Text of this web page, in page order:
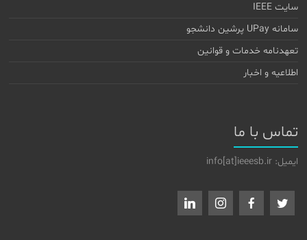
سایت IEEE
سامانه UPay پرشین دانشجو
تعهدنامه خدمات و قوانین
اطلاعیه و اخبار
تماس با ما
ایمیل: info[at]ieeesb.ir